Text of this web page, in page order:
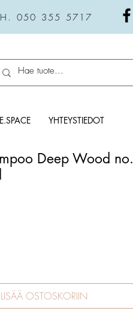
050 355 5717
YHTEYSTIEDOT
Deep Wood no.
LISÄÄ OSTOSKORIIN